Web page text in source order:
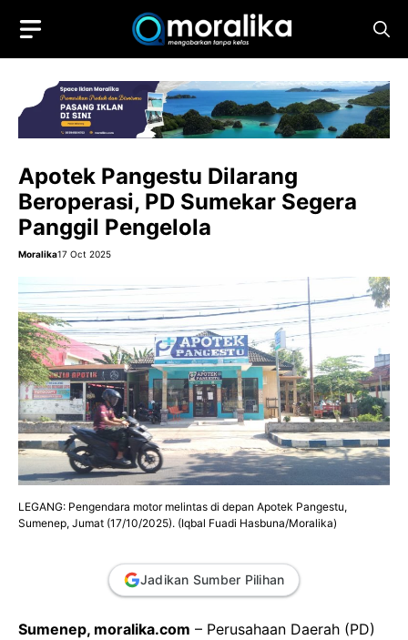
content
Apotek Pangestu Dilarang
Beroperasi, PD Sumekar Segera
Panggil Pengelola
Moralika17 Oct 2025
LEGANG: Pengendara motor melintas di depan Apotek Pangestu,
Sumenep, Jumat (17/10/2025). (Iqbal Fuadi Hasbuna/Moralika)
Jadikan Sumber Pilihan
Sumenep, moralika.com – Perusahaan Daerah (PD)